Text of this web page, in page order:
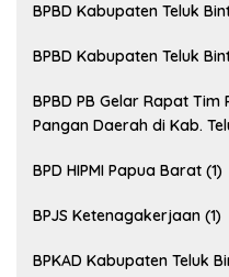
BPBD Kabupaten Teluk
BPBD Kabupaten Teluk
BPBD PB Gelar Rapat
Pangan Daerah di Kab.
BPD HIPMI Papua Barat (1)
BPJS Ketenagakerjaan (1)
BPKAD Kabupaten Teluk